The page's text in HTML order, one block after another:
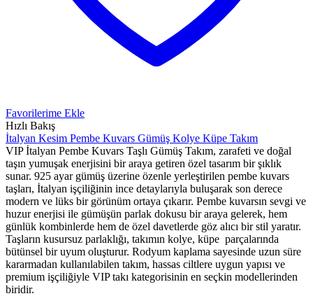
Favorilerime Ekle
Hızlı Bakış
İtalyan Kesim Pembe Kuvars Gümüş Kolye Küpe Takım
VIP İtalyan Pembe Kuvars Taşlı Gümüş Takım, zarafeti ve doğal
taşın yumuşak enerjisini bir araya getiren özel tasarım bir şıklık
sunar. 925 ayar gümüş üzerine özenle yerleştirilen pembe kuvars
taşları, İtalyan işçiliğinin ince detaylarıyla buluşarak son derece
modern ve lüks bir görünüm ortaya çıkarır. Pembe kuvarsın sevgi ve
huzur enerjisi ile gümüşün parlak dokusu bir araya gelerek, hem
günlük kombinlerde hem de özel davetlerde göz alıcı bir stil yaratır.
Taşların kusursuz parlaklığı, takımın kolye, küpe parçalarında
bütünsel bir uyum oluşturur. Rodyum kaplama sayesinde uzun süre
kararmadan kullanılabilen takım, hassas ciltlere uygun yapısı ve
premium işçiliğiyle VIP takı kategorisinin en seçkin modellerinden
biridir.